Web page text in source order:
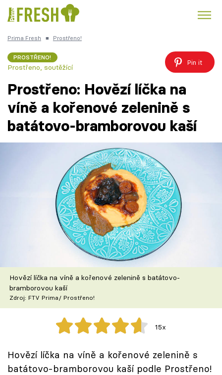
Česká kuchyně
Témata
TV Program
Škola vaření
Speciál: Cuketa
Těhotnej kuchař
Sledujte prima+
Přihlášení
Prima Fresh ■ Prostřeno!
PROSTŘENO!
Prostřeno, soutěžící
Pin it
Prostřeno: Hovězí líčka na
víně a kořenové zelenině s
batátovo-bramborovou kaší
Hovězí líčka na víně a kořenové zelenině s batátovo-
bramborovou kaší
Zdroj: FTV Prima/ Prostřeno!
15x
Hovězí líčka na víně a kořenové zelenině s
batátovo-bramborovou kaší podle Prostřeno!